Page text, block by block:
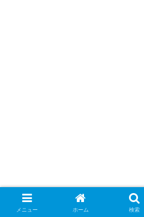
メニュー ホーム 検索